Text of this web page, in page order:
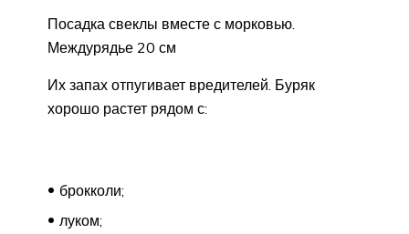
Посадка свеклы вместе с морковью.
Междурядье 20 см
Их запах отпугивает вредителей. Буряк
хорошо растет рядом с:
брокколи;
луком;